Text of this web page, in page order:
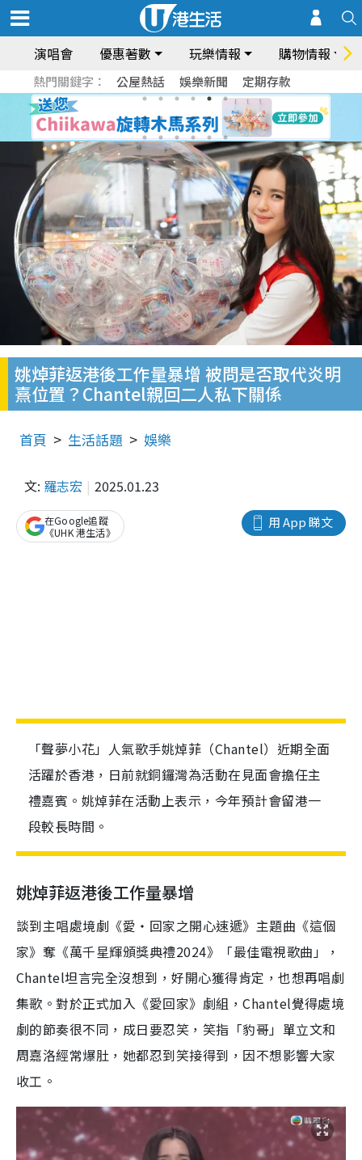
演唱會 優惠著數 玩樂情報 購物情報
熱門關鍵字： 公屋熱話 娛樂新聞 定期存款
姚焯菲返港後工作量暴增 被問是否取代炎明
熹位置？Chantel親回二人私下關係
首頁 生活話題 娛樂
文: 羅志宏 2025.01.23
用 App 睇文
在Google追蹤
《UHK 港生活》
「聲夢小花」人氣歌手姚焯菲（Chantel）近期全面
活躍於香港，日前就銅鑼灣為活動在見面會擔任主
禮嘉賓。姚焯菲在活動上表示，今年預計會留港一
段較長時間。
姚焯菲返港後工作量暴增
談到主唱處境劇《愛‧回家之開心速遞》主題曲《這個
家》奪《萬千星輝頒獎典禮2024》「最佳電視歌曲」，
Chantel坦言完全沒想到，好開心獲得肯定，也想再唱劇
集歌。對於正式加入《愛回家》劇組，Chantel覺得處境
劇的節奏很不同，成日要忍笑，笑指「豹哥」單立文和
周嘉洛經常爆肚，她都忍到笑接得到，因不想影響大家
收工。